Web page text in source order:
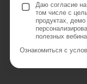
Даю согласие
том числе с
продуктах, демо
полезных
Ознакомиться с